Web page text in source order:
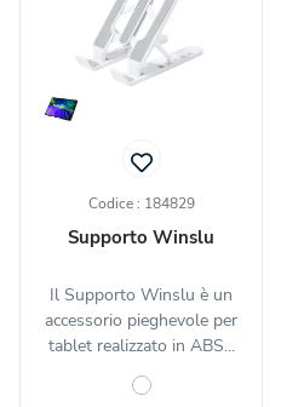
Codice : 184829
Supporto Winslu
Il Supporto Winslu è un
accessorio pieghevole per
tablet realizzato in ABS...